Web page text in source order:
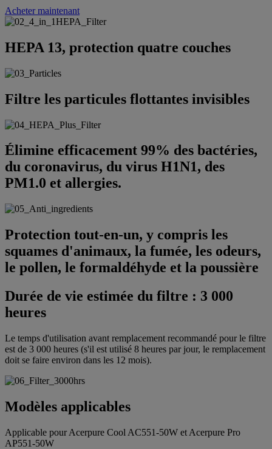
Acheter maintenant
HEPA 13, protection quatre couches
Filtre les particules flottantes invisibles
‌Élimine efficacement 99% des bactéries,
du coronavirus, du virus H1N1, des
PM1.0 et allergies.
‌Protection tout-en-un, y compris les
squames d'animaux, la fumée, les odeurs,
le pollen, le formaldéhyde et la poussière
‌Durée de vie estimée du filtre : 3 000
heures
‌Le temps d'utilisation avant remplacement recommandé pour le filtre
est de 3 000 heures (s'il est utilisé 8 heures par jour, le remplacement
doit se faire environ dans les 12 mois).
Modèles applicables
Applicable pour Acerpure Cool AC551-50W et Acerpure Pro
AP551-50W